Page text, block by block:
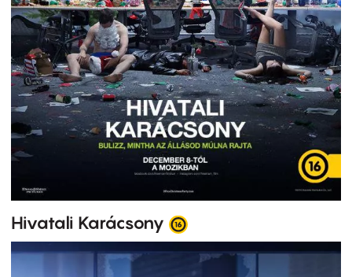
Hivatali Karácsony